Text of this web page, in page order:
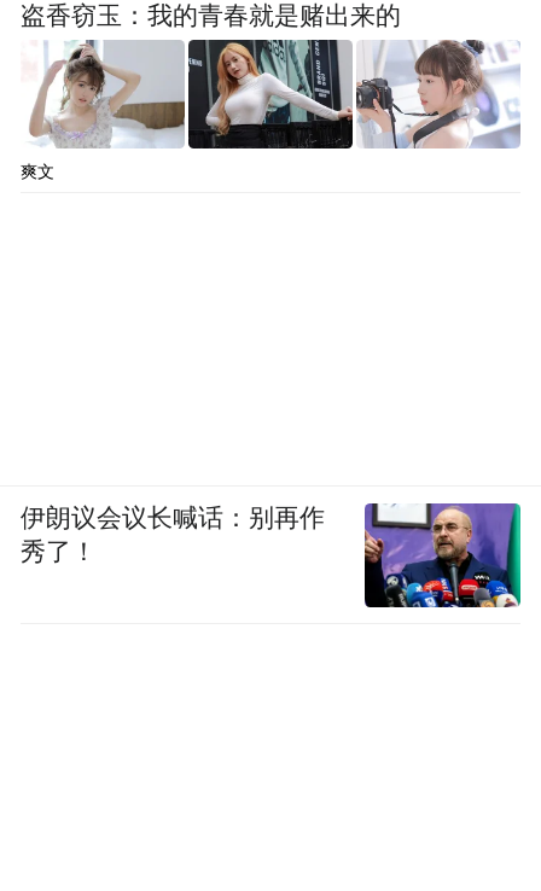
盗香窃玉：我的青春就是赌出来的
爽文
伊朗议会议长喊话：别再作
秀了！